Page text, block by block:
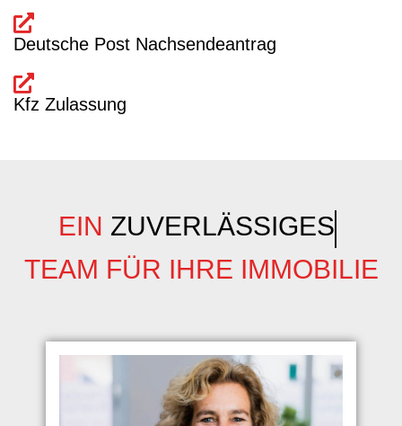
Deutsche Post Nachsendeantrag
Kfz Zulassung
EIN ZUVERLÄSSIGES
TEAM FÜR IHRE IMMOBILIE